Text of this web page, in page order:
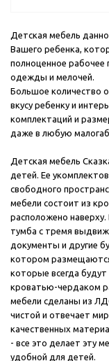
Детская мебель
Вашего ребенка,
полноценное рабочее
одежды и мелочей.
Большое количество
вкусу ребенку и
комплектаций и
даже в любую
Детская мебель
детей. Ее
свободного
мебели состоит из
расположено
тумба с тремя
документы и другие
котором
которые всегда
кроватью-чердаком
мебели сделаны из
чистой и отвечает
качественных
- все это делает эту
удобной для детей.